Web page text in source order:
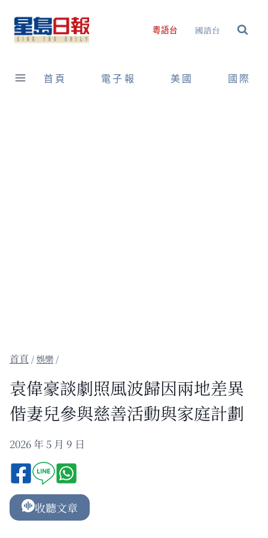
content
粵語台 國語台
首頁 電子報 美國 國際
/娛樂 /
袁偉豪談劇照風波歸因兩地差異
偕妻兒參與慈善活動與家庭計劃
2026 年 5 月 9 日
收聽文章